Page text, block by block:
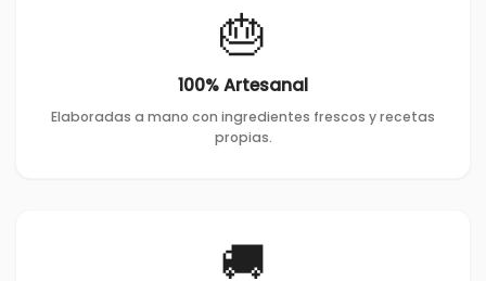
🎂
100% Artesanal
Elaboradas a mano con ingredientes frescos y recetas
propias.
🚚